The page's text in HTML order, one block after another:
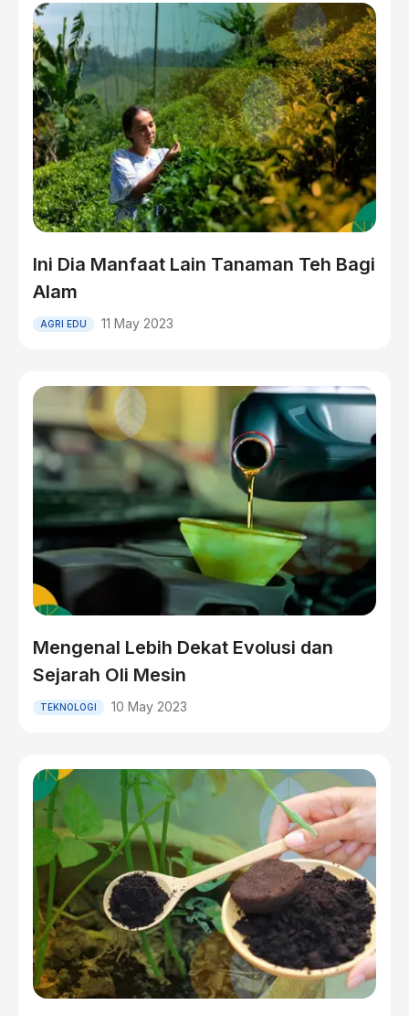
Ini Dia Manfaat Lain Tanaman Teh Bagi
Alam
AGRI EDU 11 May 2023
Mengenal Lebih Dekat Evolusi dan
Sejarah Oli Mesin
TEKNOLOGI 10 May 2023